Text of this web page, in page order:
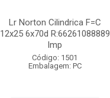
Lr Norton Cilindrica F=C
12x25 6x70d R:66261088889
Imp
Código: 1501
Embalagem: PC